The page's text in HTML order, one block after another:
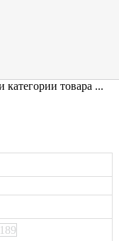
категории товара ...
189